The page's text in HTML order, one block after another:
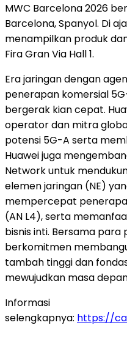
MWC Barcelona 2026
Barcelona, Spanyol. Di
menampilkan produk
Fira Gran Via Hall 1.
Era jaringan dengan
penerapan komersial
bergerak kian cepat.
operator dan mitra
potensi 5G-A serta
Huawei juga
Network untuk
elemen jaringan (NE)
mempercepat
(AN L4), serta
bisnis inti. Bersama para
berkomitmen
tambah tinggi dan
mewujudkan masa
Informasi
selengkapnya: https://